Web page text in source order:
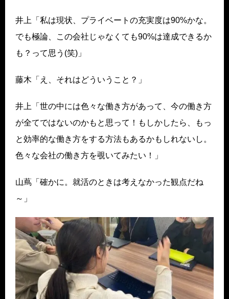
井上「私は現状、プライベートの充実度は90%かな。
でも極論、この会社じゃなくても90%は達成できるか
も？って思う(笑)」
藤木「え、それはどういうこと？」
井上「世の中には色々な働き方があって、今の働き方
が全てではないのかもと思って！もしかしたら、もっ
と効率的な働き方をする方法もあるかもしれないし。
色々な会社の働き方を覗いてみたい！」
山蔦「確かに。就活のときは考えなかった観点だね
～」